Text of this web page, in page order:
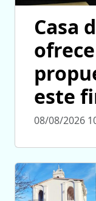
Casa
este
08/08/2026